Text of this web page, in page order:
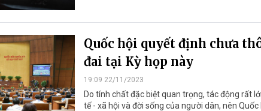
Quốc hội quyết định chưa
đai tại Kỳ họp này
19:09 22/11/2023
Do tính chất đặc biệt quan trọng, tác động rất
tế - xã hội và đời sống của người dân, nên